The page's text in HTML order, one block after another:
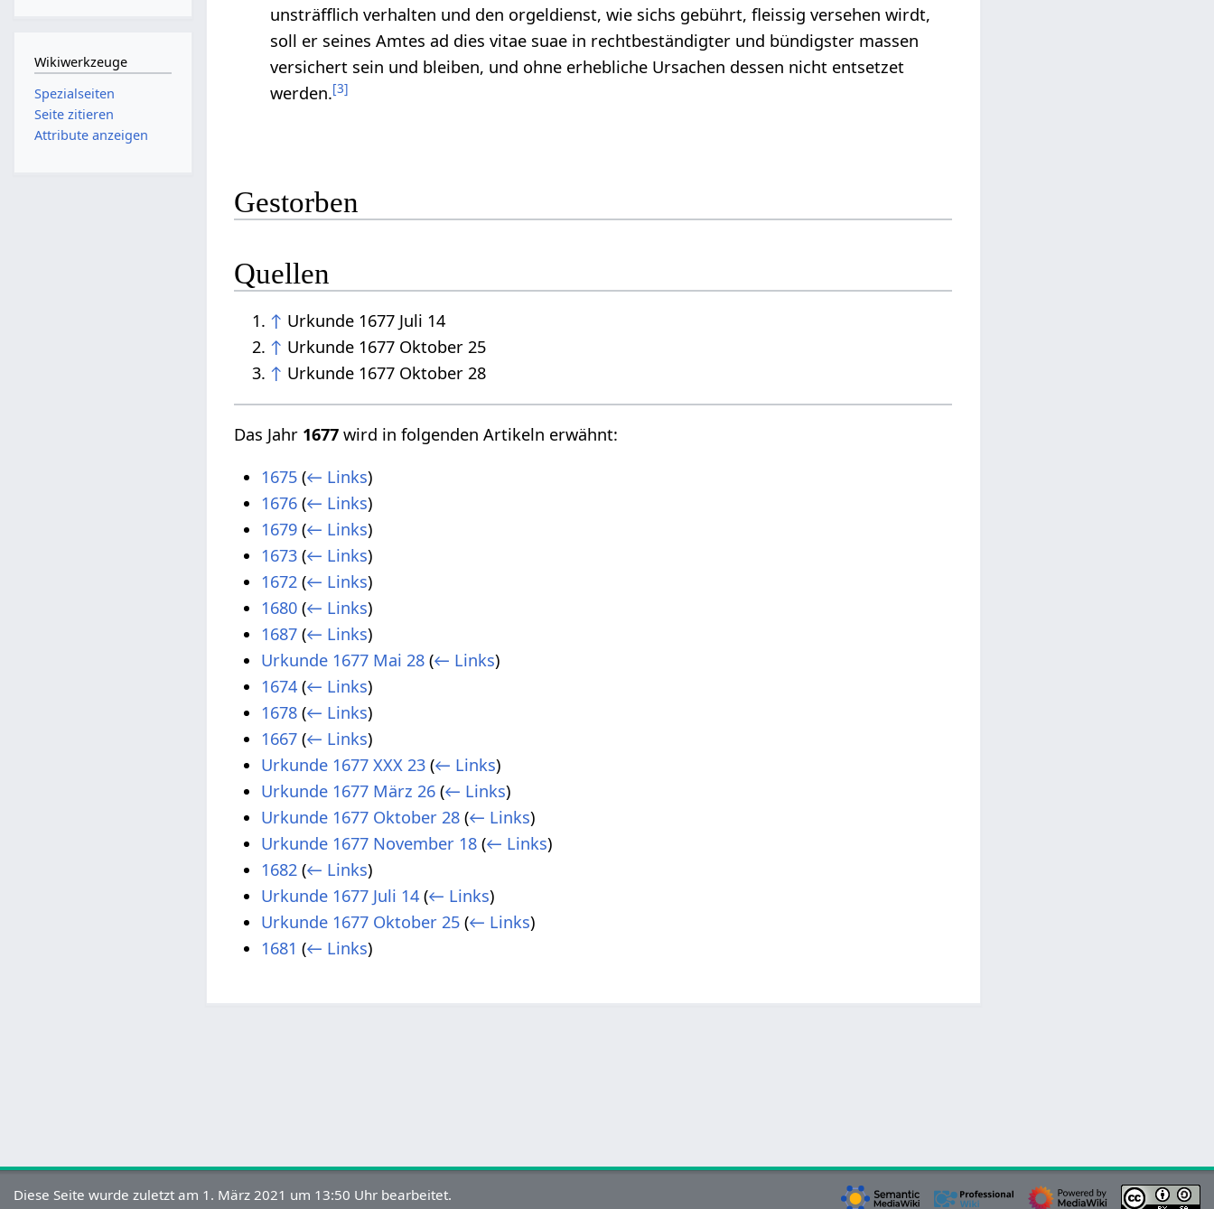
unsträfflich verhalten und den orgeldienst, wie sichs gebührt, fleissig versehen wirdt,
soll er seines Amtes ad dies vitae suae in rechtbeständigter und bündigster massen
versichert sein und bleiben, und ohne erhebliche Ursachen dessen nicht entsetzet
werden.[3]
Gestorben
Quellen
↑ Urkunde 1677 Juli 14
↑ Urkunde 1677 Oktober 25
↑ Urkunde 1677 Oktober 28
Das Jahr 1677 wird in folgenden Artikeln erwähnt:
1675 (← Links)
1676 (← Links)
1679 (← Links)
1673 (← Links)
1672 (← Links)
1680 (← Links)
1687 (← Links)
Urkunde 1677 Mai 28 (← Links)
1674 (← Links)
1678 (← Links)
1667 (← Links)
Urkunde 1677 XXX 23 (← Links)
Urkunde 1677 März 26 (← Links)
Urkunde 1677 Oktober 28 (← Links)
Urkunde 1677 November 18 (← Links)
1682 (← Links)
Urkunde 1677 Juli 14 (← Links)
Urkunde 1677 Oktober 25 (← Links)
1681 (← Links)
Wikiwerkzeuge
Spezialseiten
Seite zitieren
Attribute anzeigen
Diese Seite wurde zuletzt am 1. März 2021 um 13:50 Uhr bearbeitet.